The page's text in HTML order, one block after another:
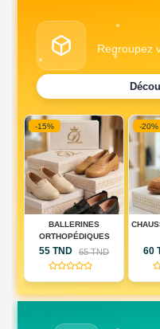
Regroupez
-15%
BALLERINES
ORTHOPÉDIQUES
55 TND 65 TND
(0)
-20%
60